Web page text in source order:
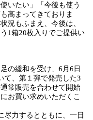
いたい」「今後も使う
高まってきておりま
況もふまえ、今後は、
1箱20枚入りでご提供い
の緩和を受け、6月6日
て、第１弾で発売した3
常販売を合わせて開始
お買い求めいただくこ
尽力するとともに、一日